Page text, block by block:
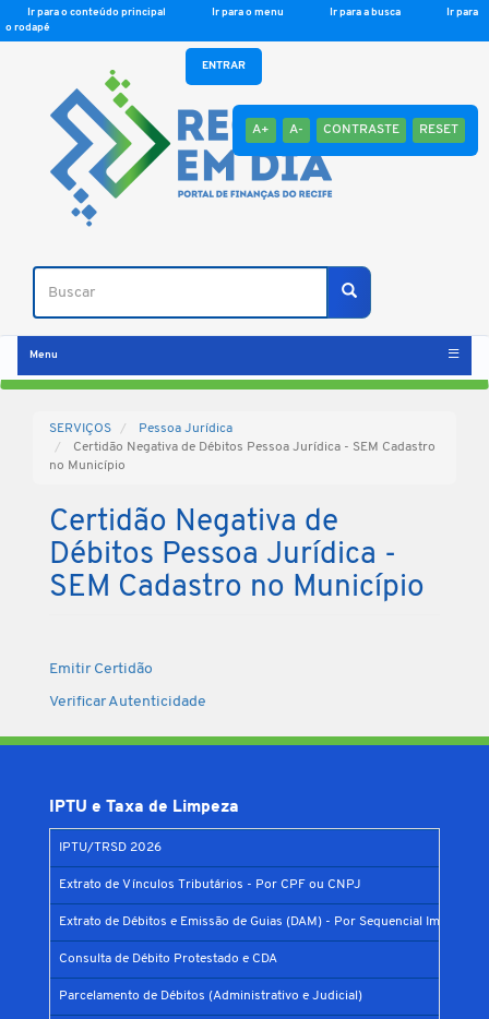
Ir para o conteúdo principal Ir para o menu Ir para a busca
Ir para
o rodapé
A+ A- CONTRASTE RESET
Buscar
Buscar
ENTRAR
Menu
SERVIÇOS
Pessoa Jurídica
Certidão Negativa de Débitos Pessoa Jurídica - SEM Cadastro
no Município
Certidão Negativa de
Débitos Pessoa Jurídica -
SEM Cadastro no Município
Emitir Certidão
Verificar Autenticidade
IPTU e Taxa de Limpeza
IPTU/TRSD 2026
Extrato de Vínculos Tributários - Por CPF ou CNPJ
Extrato de Débitos e Emissão de Guias (DAM) - Por Sequencial Imobiliário
Consulta de Débito Protestado e CDA
Parcelamento de Débitos (Administrativo e Judicial)